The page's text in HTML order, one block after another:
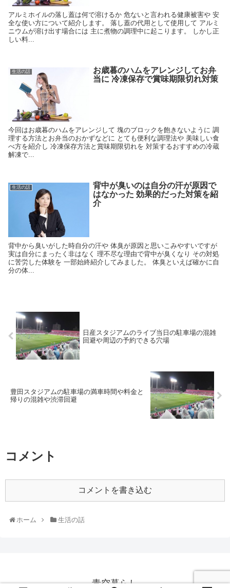
アルミホイルの落し蓋は何で溶けるか 危ないと言われる健康被害や 安
全な使い方について紹介します。 落し蓋の代用として使用して アルミ
ニウムが溶け出す場合には 主に煮物の調理中に起こります。 しかし正
しい料...
生活の話
お歳暮のハムをアレンジしてお弁
当に 冷凍保存で賞味期限切れ対策
今回はお歳暮のハムをアレンジして 塊のブロックを飽きないように 調
理する方法とお弁当のおかずなどに とても便利な調理法や 美味しい食
べ方を紹介し 冷凍保存方法と賞味期限切れを 対策するおすすめの冷蔵
解凍で...
生活の話
背中が臭いのは自分の汗が原因で
はなかった 効果的だった対策を紹
介
背中から臭いがした時自分の汗や 体臭が原因と思いこみやすいですが
実は自分にまったく非はなく 理不尽な理由で背中が臭くなり その対処
に苦労した体験を 一部始終紹介してみました。 体臭といえば確かに自
分の体...
日産スタジアムのライブ当日の駐車場の混雑
回避や周辺の予約できる穴場
豊田スタジアムの駐車場の満車時間や料金と
帰りの混雑や渋滞回避
コメント
コメントを書き込む
ホーム 生活の話
青空暮らし